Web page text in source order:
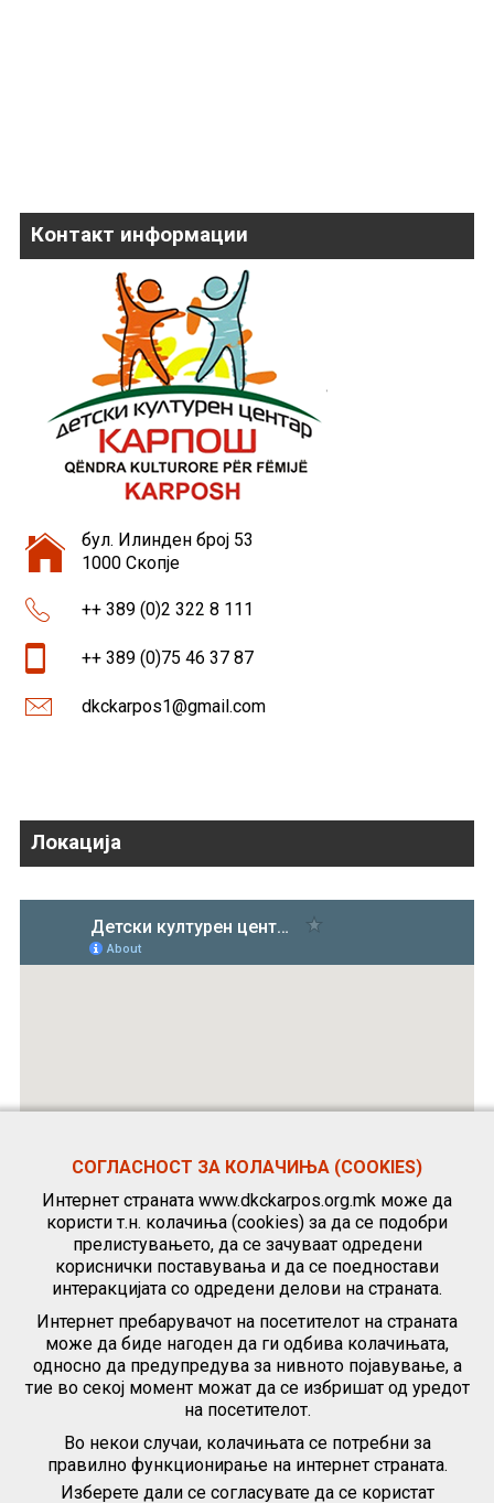
Контакт информации
бул. Илинден број 53
1000 Скопје
++ 389 (0)2 322 8 111
++ 389 (0)75 46 37 87
dkckarpos1@gmail.com
Локација
СОГЛАСНОСТ ЗА КОЛАЧИЊА (COOKIES)
Интернет страната www.dkckarpos.org.mk може да
користи т.н. колачиња (cookies) за да се подобри
прелистувањето, да се зачуваат одредени
кориснички поставувања и да се поедностави
интеракцијата со одредени делови на страната.
Интернет пребарувачот на посетителот на страната
може да биде нагоден да ги одбива колачињата,
односно да предупредува за нивното појавување, а
тие во секој момент можат да се избришат од уредот
на посетителот.
Во некои случаи, колачињата се потребни за
правилно функционирање на интернет страната.
Изберете дали се согласувате да се користат